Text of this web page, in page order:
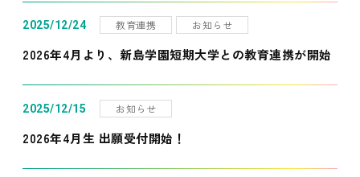
2025/12/24 教育連携 お知らせ
2026年4月より、新島学園短期大学との教育連携が開始
2025/12/15 お知らせ
2026年4月生 出願受付開始！